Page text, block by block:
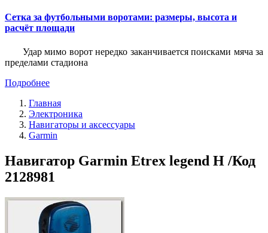
Сетка за футбольными воротами: размеры, высота и
расчёт площади
Удар мимо ворот нередко заканчивается поисками мяча за
пределами стадиона
Подробнее
Главная
Электроника
Навигаторы и аксессуары
Garmin
Навигатор Garmin Etrex legend H /Код
2128981